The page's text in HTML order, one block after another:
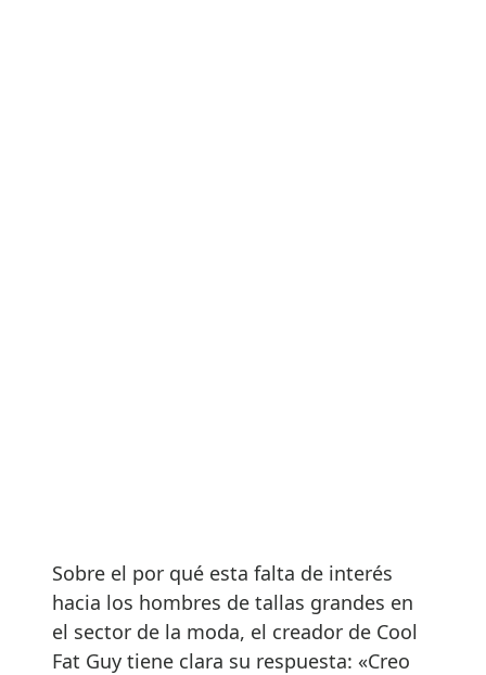
Sobre el por qué esta falta de interés
hacia los hombres de tallas grandes en
el sector de la moda, el creador de Cool
Fat Guy tiene clara su respuesta: «Creo